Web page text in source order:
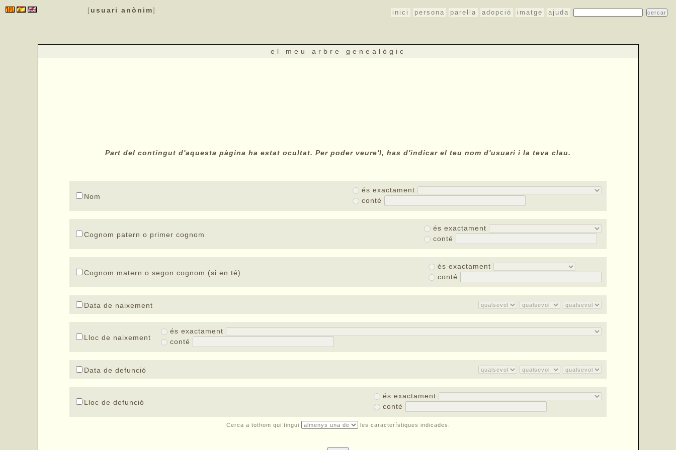
[ usuari anònim] inici persona parella adopció imatge ajuda
el meu arbre genealògic
Part del contingut d'aquesta pàgina ha estat ocultat. Per poder veure'l, has d'indicar el teu nom d'usuari i la teva clau.
Nom
és exactament
conté
Cognom patern o primer cognom
és exactament
conté
Cognom matern o segon cognom (si en té)
és exactament
conté
Data de naixement
Lloc de naixement
és exactament
conté
Data de defunció
Lloc de defunció
és exactament
conté
Cerca a tothom qui tingui les característiques indicades.